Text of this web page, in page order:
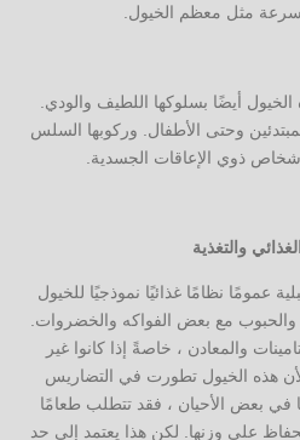
مثل معظم الخيول.
أيضًا بسلوكها اللطيف والودي.
وحتى الأطفال. وركوبها السلس
ذوي الإعاقات الجسدية.
والتغذية
عمومًا نظامًا غذائيًا نموذجيًا للخيول
مع بعض الفواكه والخضروات.
والمعادن ، خاصةً إذا كانوا غير
هذه الخيول تطورت في التضاريس
في بعض الأحيان ، فقد تتطلب طعامًا
على وزنها. لكن هذا يعتمد إلى حد